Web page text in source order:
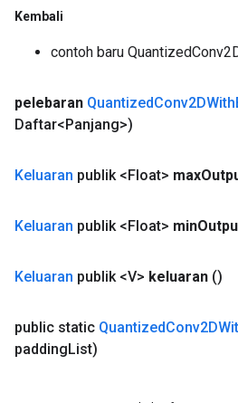
Kembali
contoh baru
pelebaran QuantizedConv2DWith
Daftar<Panjang>)
Keluaran publik <Float> max
Keluaran publik <Float> min
Keluaran publik <V> keluaran ()
public static Quantized
paddingList)